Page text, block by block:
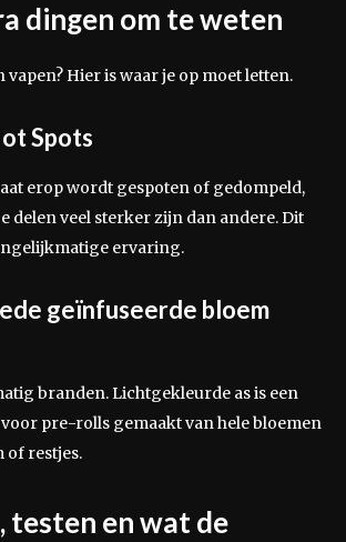
dingen om te weten
vapen? Hier is waar je op moet letten.
Spots
erop wordt gespoten of gedompeld,
delen veel sterker zijn dan andere. Dit
ervaring.
geïnfuseerde bloem
branden. Lichtgekleurde as is een
voor pre-rolls gemaakt van hele bloemen
of restjes.
testen en wat de